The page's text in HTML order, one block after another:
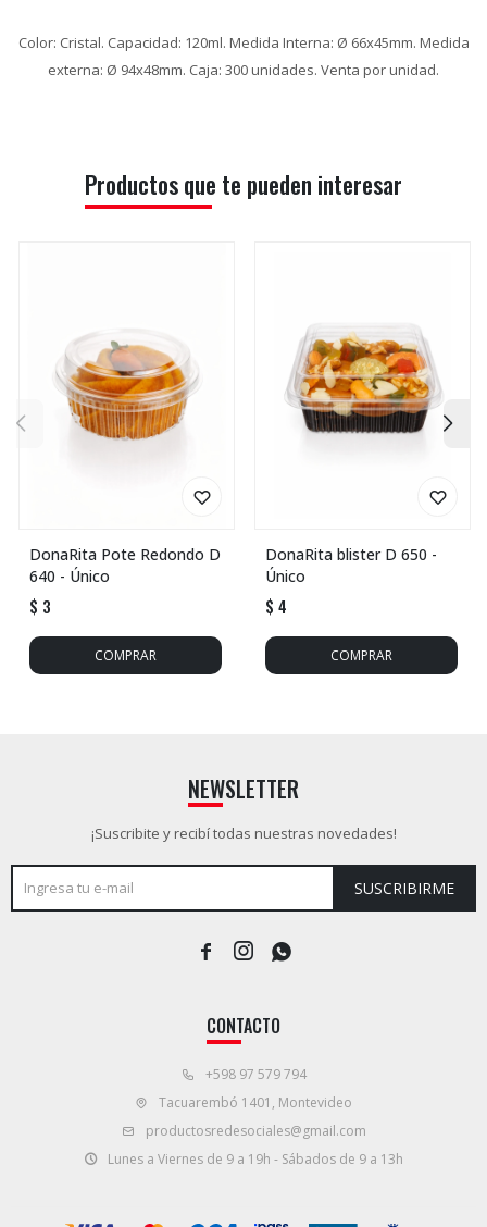
Color: Cristal. Capacidad: 120ml. Medida Interna: Ø 66x45mm. Medida
externa: Ø 94x48mm. Caja: 300 unidades. Venta por unidad.
Productos que te pueden interesar
DonaRita Pote Redondo D
640 - Único
$ 3
DonaRita blister D 650 -
Único
$ 4
CONTACTO
+598 97 579 794
Tacuarembó 1401, Montevideo
productosredesociales@gmail.com
Lunes a Viernes de 9 a 19h - Sábados de 9 a 13h
NEWSLETTER
¡Suscribite y recibí todas nuestras novedades!
SUSCRIBIRME
  